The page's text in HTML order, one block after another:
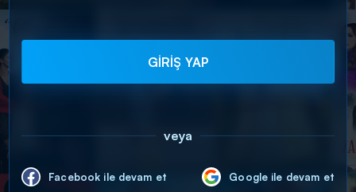
GİRİŞ YAP
veya
Facebook ile devam et Google ile devam et